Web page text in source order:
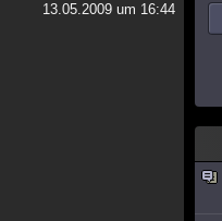
13.05.2009 um 16:44